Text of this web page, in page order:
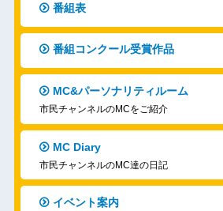
番組表
番組コンクール受賞作品
MC&パーソナリティルーム
市民チャンネルのMCをご紹介
MC Diary
市民チャンネルのMC達の日記
イベント案内